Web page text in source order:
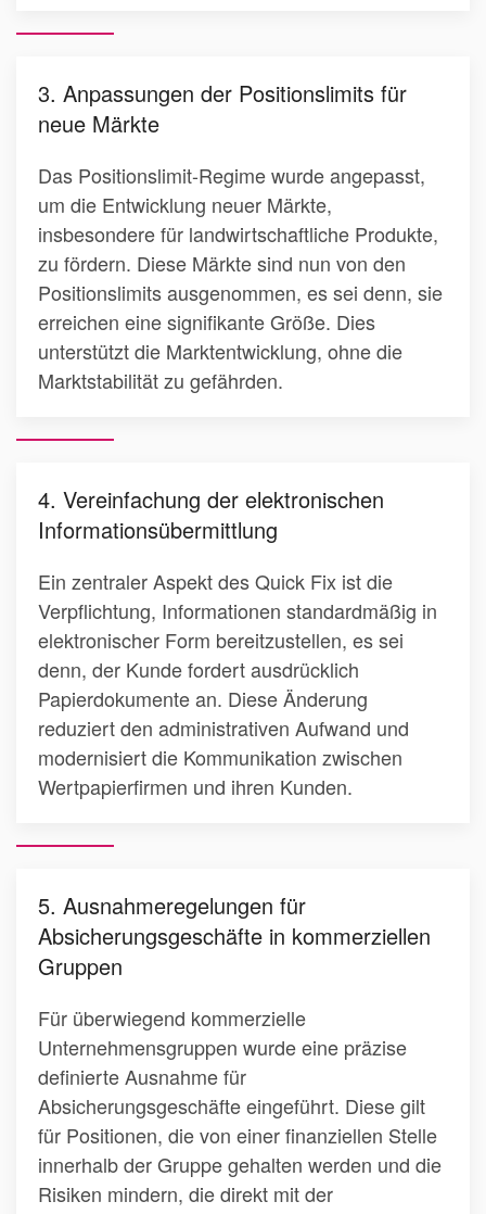
3. Anpassungen der Positionslimits für
neue Märkte
Das Positionslimit-Regime wurde angepasst,
um die Entwicklung neuer Märkte,
insbesondere für landwirtschaftliche Produkte,
zu fördern. Diese Märkte sind nun von den
Positionslimits ausgenommen, es sei denn, sie
erreichen eine signifikante Größe. Dies
unterstützt die Marktentwicklung, ohne die
Marktstabilität zu gefährden.
4. Vereinfachung der elektronischen
Informationsübermittlung
Ein zentraler Aspekt des Quick Fix ist die
Verpflichtung, Informationen standardmäßig in
elektronischer Form bereitzustellen, es sei
denn, der Kunde fordert ausdrücklich
Papierdokumente an. Diese Änderung
reduziert den administrativen Aufwand und
modernisiert die Kommunikation zwischen
Wertpapierfirmen und ihren Kunden.
5. Ausnahmeregelungen für
Absicherungsgeschäfte in kommerziellen
Gruppen
Für überwiegend kommerzielle
Unternehmensgruppen wurde eine präzise
definierte Ausnahme für
Absicherungsgeschäfte eingeführt. Diese gilt
für Positionen, die von einer finanziellen Stelle
innerhalb der Gruppe gehalten werden und die
Risiken mindern, die direkt mit der